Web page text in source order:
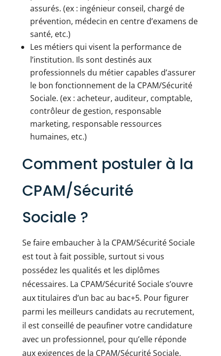
assurés. (ex : ingénieur conseil, chargé de
prévention, médecin en centre d’examens de
santé, etc.)
Les métiers qui visent la performance de
l’institution. Ils sont destinés aux
professionnels du métier capables d’assurer
le bon fonctionnement de la CPAM/Sécurité
Sociale. (ex : acheteur, auditeur, comptable,
contrôleur de gestion, responsable
marketing, responsable ressources
humaines, etc.)
Comment postuler à la
CPAM/Sécurité
Sociale ?
Se faire embaucher à la CPAM/Sécurité Sociale
est tout à fait possible, surtout si vous
possédez les qualités et les diplômes
nécessaires. La CPAM/Sécurité Sociale s’ouvre
aux titulaires d’un bac au bac+5. Pour figurer
parmi les meilleurs candidats au recrutement,
il est conseillé de peaufiner votre candidature
avec un professionnel, pour qu’elle réponde
aux exigences de la CPAM/Sécurité Sociale.